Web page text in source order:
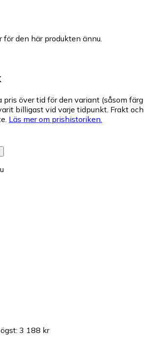
den här produkten ännu.
pris över tid för den variant (såsom färg
billigast vid varje tidpunkt. Frakt och
Läs mer om prishistoriken.
: 3 188 kr